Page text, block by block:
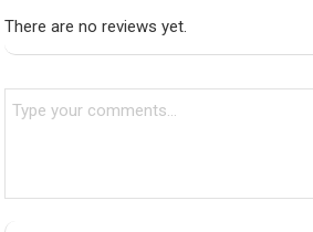
There are no reviews yet.